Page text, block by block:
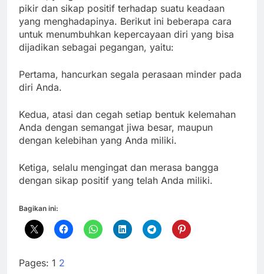
pikir dan sikap positif terhadap suatu keadaan
yang menghadapinya. Berikut ini beberapa cara
untuk menumbuhkan kepercayaan diri yang bisa
dijadikan sebagai pegangan, yaitu:
Pertama, hancurkan segala perasaan minder pada
diri Anda.
Kedua, atasi dan cegah setiap bentuk kelemahan
Anda dengan semangat jiwa besar, maupun
dengan kelebihan yang Anda miliki.
Ketiga, selalu mengingat dan merasa bangga
dengan sikap positif yang telah Anda miliki.
Bagikan ini:
Pages: 1 2